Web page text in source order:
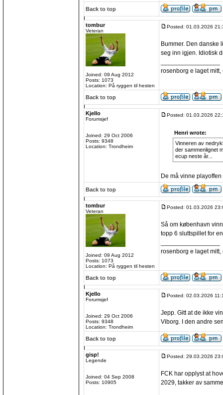
Back to top
tombur
Veteran
Joined: 09 Aug 2012
Posts: 1073
Location: På ryggen til hesten
Posted: 01.03.2026
Bummer. Den danske
seg inn igjen. Idiotisk
rosenborg e laget mitt,
Back to top
Kjello
Forumsjef
Joined: 29 Oct 2006
Posts: 9348
Location: Trondheim
Posted: 01.03.2026
Henri wrote:
Vinneren av
der sammenlignet
ecup neste år...
De må vinne
Back to top
tombur
Veteran
Joined: 09 Aug 2012
Posts: 1073
Location: På ryggen til hesten
Posted: 01.03.2026
Så om københavn
topp 6 sluttspillet for
rosenborg e laget mitt,
Back to top
Kjello
Forumsjef
Joined: 29 Oct 2006
Posts: 9348
Location: Trondheim
Posted: 02.03.2026
Jepp. Gitt at de ikke
Viborg. I den andre
Back to top
gisp!
Legende
Joined: 04 Sep 2008
Posts: 10905
Posted: 29.03.2026
FCK har opplyst at
2029, takker av